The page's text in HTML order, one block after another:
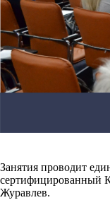
Занятия проводит
сертифицированный
Журавлев.